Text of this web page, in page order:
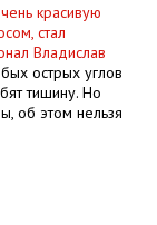
красивую
стал
Владислав
острых углов
тишину. Но
об этом нельзя